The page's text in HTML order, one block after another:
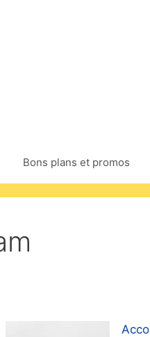
Bons plans et promos
Acco